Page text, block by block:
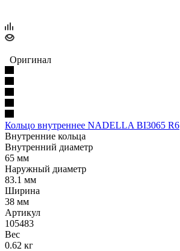
Оригинал
Кольцо внутреннее NADELLA BI3065 R6
Внутренние кольца
Внутренний диаметр
65 мм
Наружный диаметр
83.1 мм
Ширина
38 мм
Артикул
105483
Вес
0.62 кг